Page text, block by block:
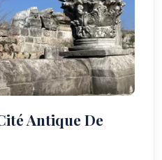
Antique De